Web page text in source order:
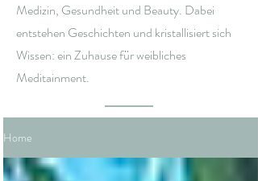
Medizin, Gesundheit und Beauty. Dabei
entstehen Geschichten und kristallisiert sich
Wissen: ein Zuhause für weibliches
Meditainment.
Home